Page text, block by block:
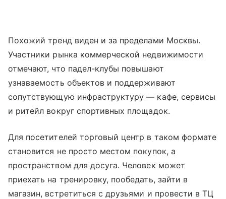
Похожий тренд виден и за пределами Москвы.
Участники рынка коммерческой недвижимости
отмечают, что падел-клубы повышают
узнаваемость объектов и поддерживают
сопутствующую инфраструктуру — кафе, сервисы
и ритейл вокруг спортивных площадок.
Для посетителей торговый центр в таком формате
становится не просто местом покупок, а
пространством для досуга. Человек может
приехать на тренировку, пообедать, зайти в
магазин, встретиться с друзьями и провести в ТЦ